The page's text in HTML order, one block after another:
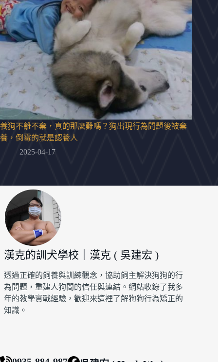
養狗不離不棄，真的那麼難嗎？狗出現行為問題後被棄
養，倒霉的就是認養人
2025-04-17
漢克的訓犬學校｜漢克 ( 吳建宏 )
透過正確的飼養與訓練觀念，協助飼主解決狗狗的行
為問題，重建人狗間的信任與連結。網站收錄了我多
年的教學實戰經驗，歡迎來這裡了解狗狗行為矯正的
知識。